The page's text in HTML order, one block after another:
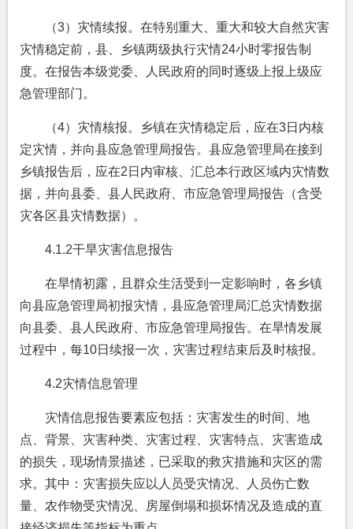
（3）灾情续报。在特别重大、重大和较大自然灾害
灾情稳定前，县、乡镇两级执行灾情24小时零报告制
度。在报告本级党委、人民政府的同时逐级上报上级应
急管理部门。
（4）灾情核报。乡镇在灾情稳定后，应在3日内核
定灾情，并向县应急管理局报告。县应急管理局在接到
乡镇报告后，应在2日内审核、汇总本行政区域内灾情数
据，并向县委、县人民政府、市应急管理局报告（含受
灾各区县灾情数据）。
4.1.2干旱灾害信息报告
在旱情初露，且群众生活受到一定影响时，各乡镇
向县应急管理局初报灾情，县应急管理局汇总灾情数据
向县委、县人民政府、市应急管理局报告。在旱情发展
过程中，每10日续报一次，灾害过程结束后及时核报。
4.2灾情信息管理
灾情信息报告要素应包括：灾害发生的时间、地
点、背景、灾害种类、灾害过程、灾害特点、灾害造成
的损失，现场情景描述，已采取的救灾措施和灾区的需
求。其中：灾害损失应以人员受灾情况、人员伤亡数
量、农作物受灾情况、房屋倒塌和损坏情况及造成的直